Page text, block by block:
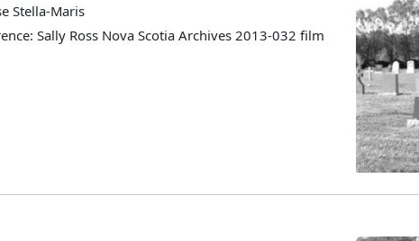
Stella-Maris
Sally Ross Nova Scotia Archives 2013-032 film